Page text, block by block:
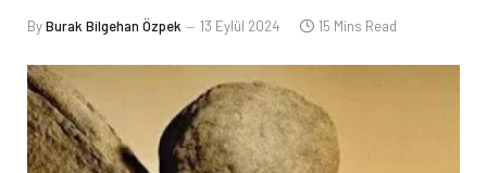
ByBurak Bilgehan Özpek 13 Eylül 2024 15 Mins Read